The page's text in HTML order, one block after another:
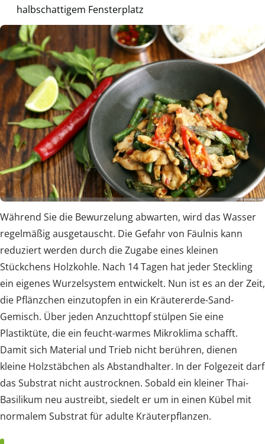
halbschattigem Fensterplatz
Während Sie die Bewurzelung abwarten, wird das Wasser
regelmäßig ausgetauscht. Die Gefahr von Fäulnis kann
reduziert werden durch die Zugabe eines kleinen
Stückchens Holzkohle. Nach 14 Tagen hat jeder Steckling
ein eigenes Wurzelsystem entwickelt. Nun ist es an der Zeit,
die Pflänzchen einzutopfen in ein Kräutererde-Sand-
Gemisch. Über jeden Anzuchttopf stülpen Sie eine
Plastiktüte, die ein feucht-warmes Mikroklima schafft.
Damit sich Material und Trieb nicht berühren, dienen
kleine Holzstäbchen als Abstandhalter. In der Folgezeit darf
das Substrat nicht austrocknen. Sobald ein kleiner Thai-
Basilikum neu austreibt, siedelt er um in einen Kübel mit
normalem Substrat für adulte Kräuterpflanzen.